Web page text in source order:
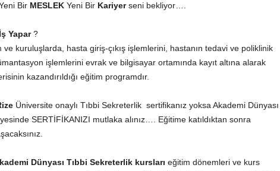
Bir MESLEKYeni Bir Kariyerseni bekliyor….
Yapar?
kuruluşlarda, hasta giriş-çıkış işlemlerini, hastanın tedavi ve poliklinik
işlemlerini evrak ve bilgisayar ortamında kayıt altına alarak
kazandırıldığı eğitim programdır.
Üniversite onaylı Tıbbi Sekreterlik sertifikanız yoksa Akademi Dünyası
SERTİFİKANIZI mutlaka alınız…. Eğitime katıldıktan sonra
Dünyası Tıbbi Sekreterlik kursları eğitim dönemleri ve kurs